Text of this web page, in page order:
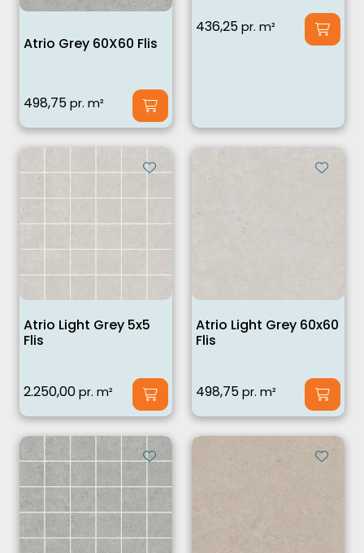
Atrio Grey 60X60 Flis
498,75 pr. m²
436,25 pr. m²
Atrio Light Grey 5x5
Flis
2.250,00 pr. m²
Atrio Light Grey 60x60
Flis
498,75 pr. m²